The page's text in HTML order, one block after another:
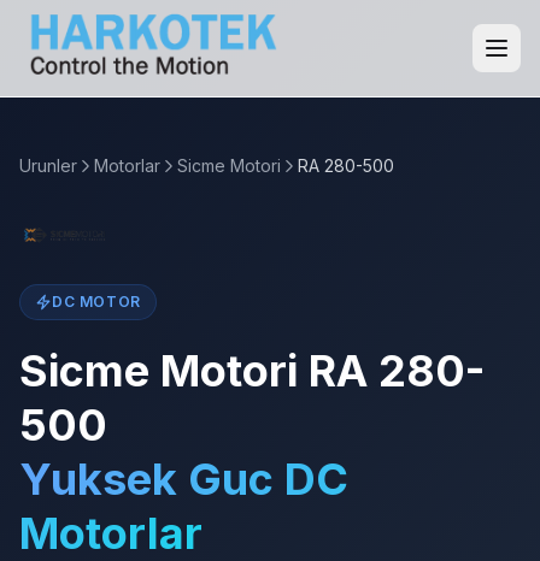
Urunler Motorlar Sicme Motori RA 280-500
DC MOTOR
Sicme Motori RA 280-
500
Yuksek Guc DC
Motorlar